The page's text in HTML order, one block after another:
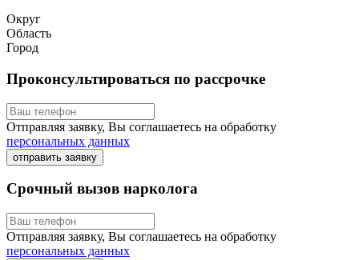
Округ
Область
Город
Проконсультироваться по рассрочке
Отправляя заявку, Вы соглашаетесь на обработку
персональных данных
отправить заявку
Срочный вызов нарколога
Отправляя заявку, Вы соглашаетесь на обработку
персональных данных